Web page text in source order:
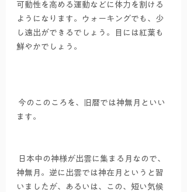
可動性を高める運動などに体力を割ける
ようになります。ウォーキングでも、少
し遠出ができるでしょう。目には紅葉も
鮮やかでしょう。
ます。
神無月。逆に出雲では神在月というと習
いましたが、あるいは、この、短い気候